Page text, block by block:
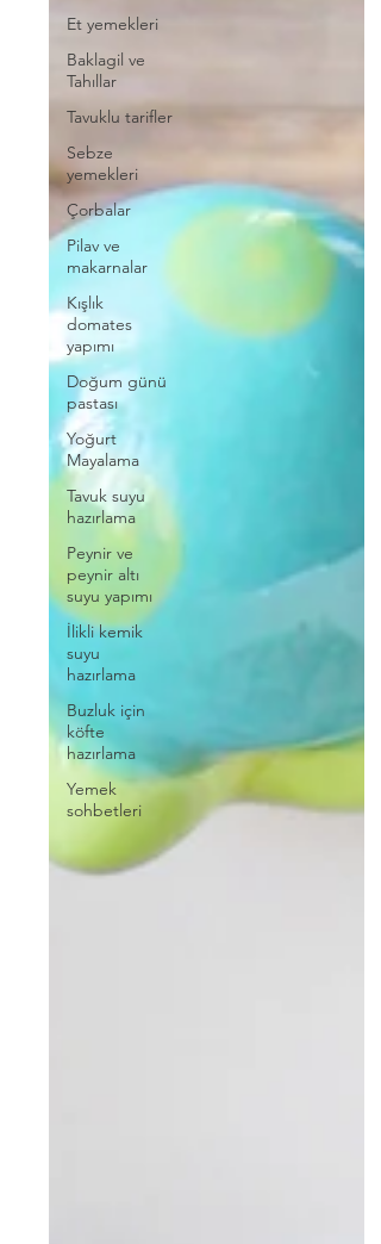
Et yemekleri
Baklagil ve
Tahıllar
Tavuklu tarifler
Sebze
yemekleri
Çorbalar
Pilav ve
makarnalar
Kışlık
domates
yapımı
Doğum günü
pastası
Yoğurt
Mayalama
Tavuk suyu
hazırlama
Peynir ve
peynir altı
suyu yapımı
İlikli kemik
suyu
hazırlama
Buzluk için
köfte
hazırlama
Yemek
sohbetleri